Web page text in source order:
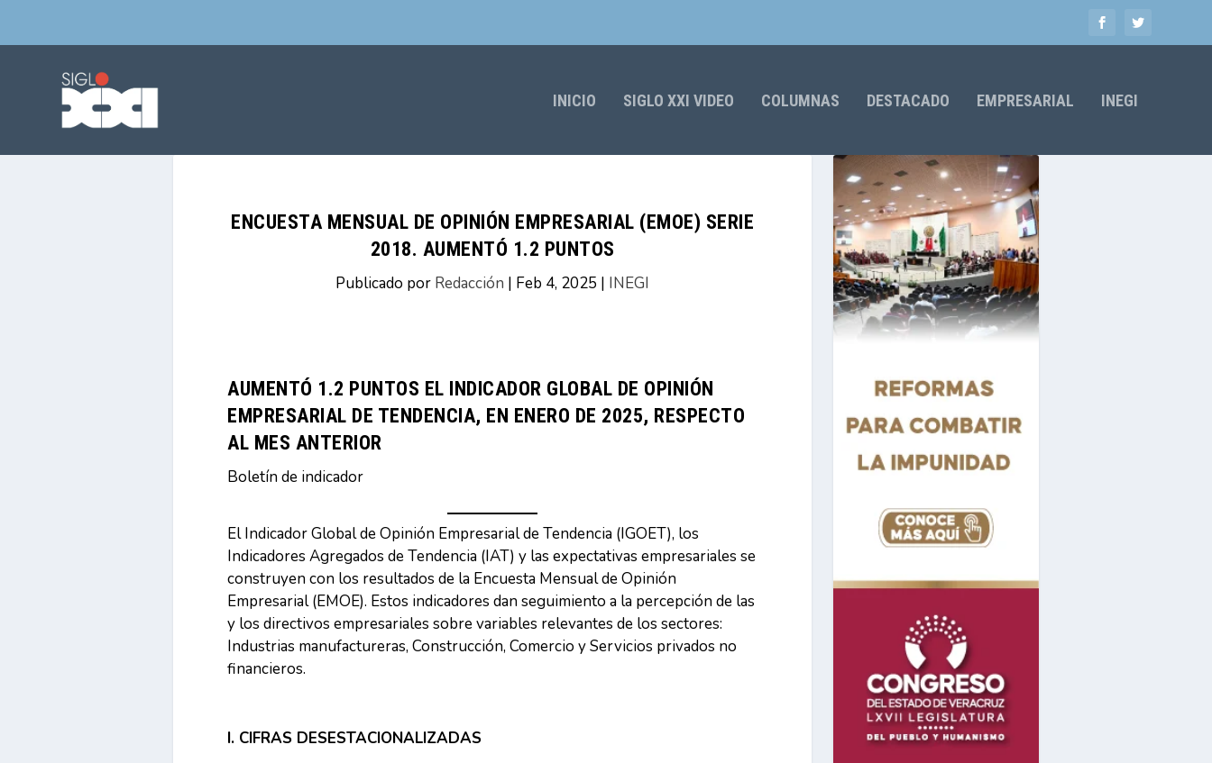
INICIO SIGLO XXI VIDEO COLUMNAS DESTACADO EMPRESARIAL INEGI
ENCUESTA MENSUAL DE OPINIÓN EMPRESARIAL (EMOE) SERIE
2018. AUMENTÓ 1.2 PUNTOS
Publicado por Redacción | Feb 4, 2025 | INEGI
AUMENTÓ 1.2 PUNTOS EL INDICADOR GLOBAL DE OPINIÓN
EMPRESARIAL DE TENDENCIA, EN ENERO DE 2025, RESPECTO
AL MES ANTERIOR
Boletín de indicador
El Indicador Global de Opinión Empresarial de Tendencia (IGOET), los
Indicadores Agregados de Tendencia (IAT) y las expectativas empresariales se
construyen con los resultados de la Encuesta Mensual de Opinión
Empresarial (EMOE). Estos indicadores dan seguimiento a la percepción de las
y los directivos empresariales sobre variables relevantes de los sectores:
Industrias manufactureras, Construcción, Comercio y Servicios privados no
financieros.
I. CIFRAS DESESTACIONALIZADAS